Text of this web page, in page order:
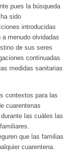
pues la búsqueda
sido
introducidas
menudo olvidadas
de sus seres
continuadas
medidas sanitarias
contextos para las
cuarentenas
las cuáles las
que las familias
cuarentena.